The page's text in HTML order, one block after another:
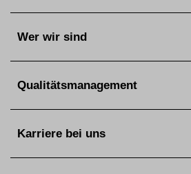
Wer wir sind
Qualitätsmanagement
Karriere bei uns